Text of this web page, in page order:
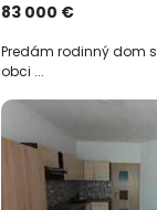
83 000 €
Predám rodinný dom
obci ...